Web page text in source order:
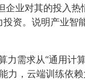
企业对其的投入
资。说明产业智
力需求从“通用计
力，云端训练依